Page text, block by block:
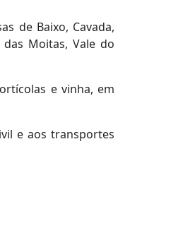
de Baixo, Cavada,
Moitas, Vale do
e vinha, em
e aos transportes